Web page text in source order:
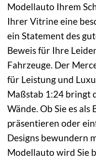
Modellauto Ihrem
Ihrer Vitrine eine
ein Statement des
Beweis für Ihre
Fahrzeuge. Der
für Leistung und
Maßstab 1:24 bringt
Wände. Ob Sie es
präsentieren oder
Designs bewundern
Modellauto wird Sie